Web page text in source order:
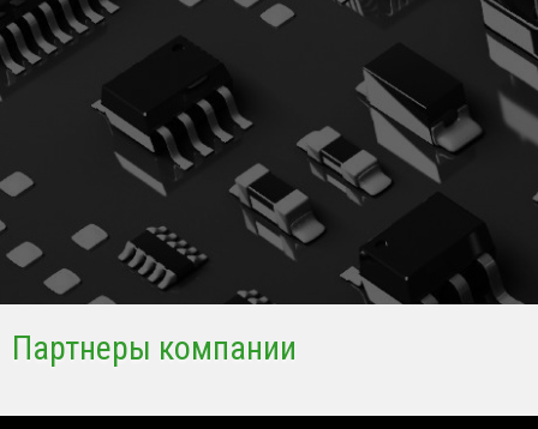
Партнеры компании